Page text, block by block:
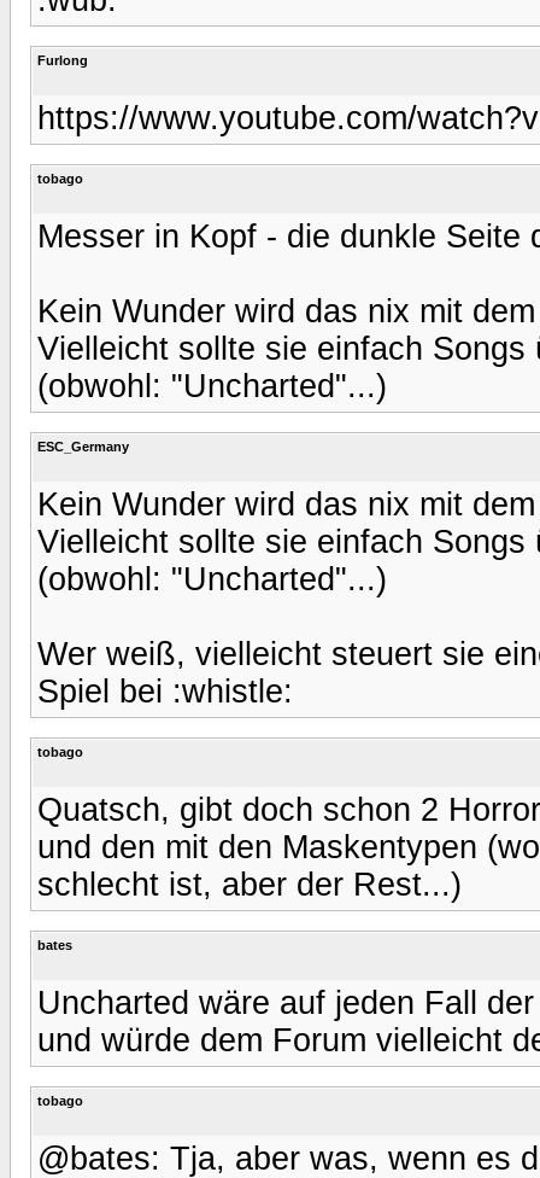
Furlong
https://www.youtube.com/
tobago
Messer in Kopf - die dunkle Seite
Kein Wunder wird das nix mit
Vielleicht sollte sie einfach
(obwohl: "Uncharted"...)
ESC_Germany
Kein Wunder wird das nix mit
Vielleicht sollte sie einfach
(obwohl: "Uncharted"...)
Wer weiß, vielleicht steuert sie
Spiel bei :whistle:
tobago
Quatsch, gibt doch schon 2
und den mit den Maskentypen
schlecht ist, aber der Rest...)
bates
Uncharted wäre auf jeden Fall
und würde dem Forum vielleicht
tobago
@bates: Tja, aber was, wenn es